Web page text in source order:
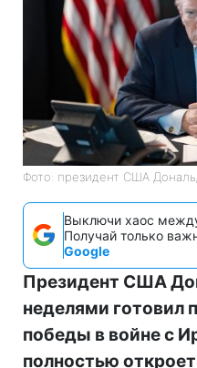
Фото: президент США
Выключи хаос
Получай только
Google
Президент США
неделями готовил
победы в войне с
полностью